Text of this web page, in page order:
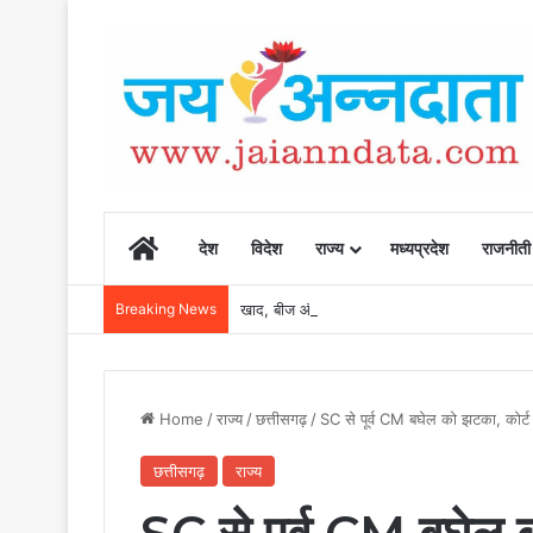
Homeदेश विदेश राज्य मध्यप्रदेश राजनीती
Breaking News खाद, बीज और उर्वरकों की समय पर उपलब्धता से
Home /राज्य/छत्तीसगढ़/ SC से पूर्व CM बघेल को झटका, कोर्ट
छत्तीसगढ़ राज्य